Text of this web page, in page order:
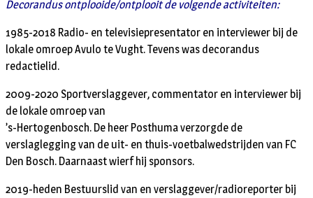
Decorandus ontplooide/ontplooit de volgende activiteiten:
1985-2018 Radio- en televisiepresentator en interviewer bij de
lokale omroep Avulo te Vught. Tevens was decorandus
redactielid.
2009-2020 Sportverslaggever, commentator en interviewer bij
de lokale omroep van
’s-Hertogenbosch. De heer Posthuma verzorgde de
verslaglegging van de uit- en thuis-voetbalwedstrijden van FC
Den Bosch. Daarnaast wierf hij sponsors.
2019-heden Bestuurslid van en verslaggever/radioreporter bij